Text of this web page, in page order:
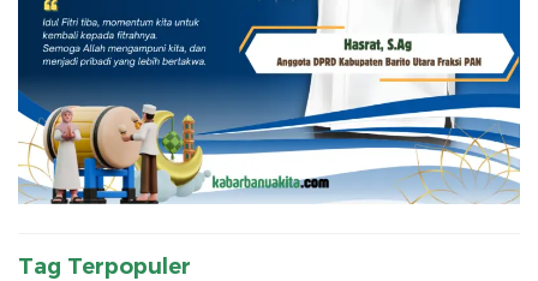
Tag Terpopuler